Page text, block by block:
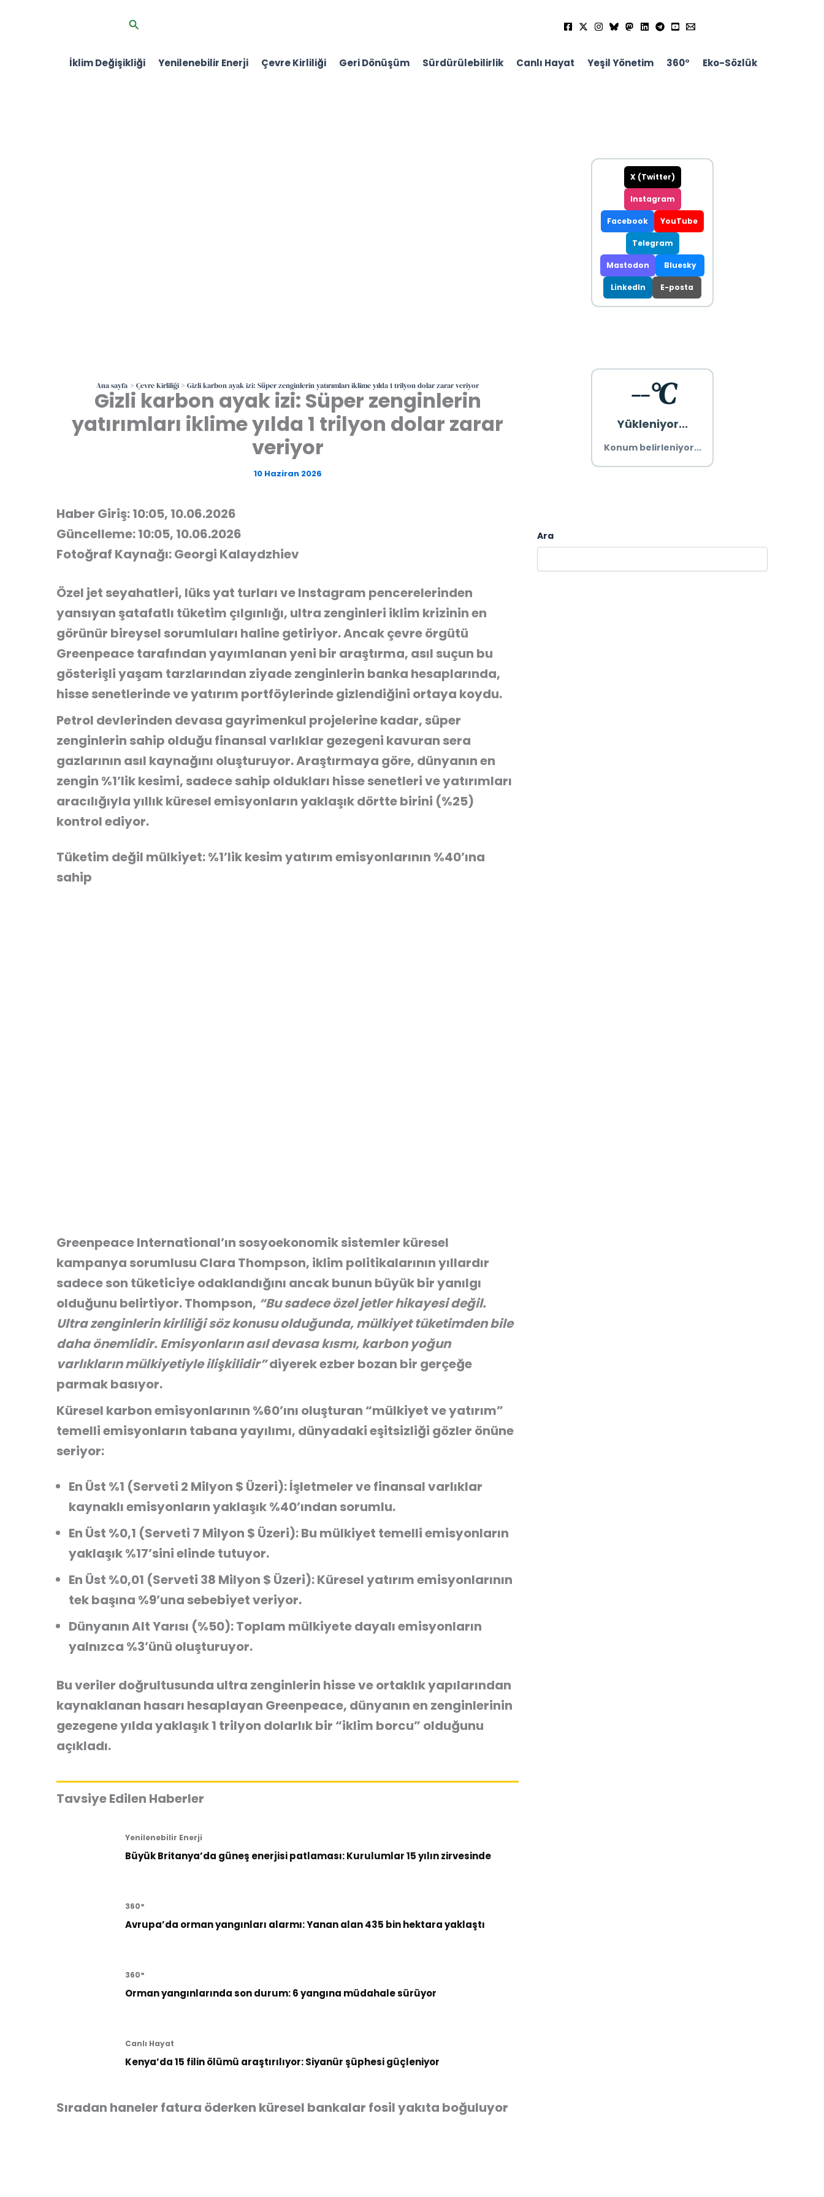
Arama
İklim Değişikliği Yenilenebilir Enerji Çevre Kirliliği Geri Dönüşüm Sürdürülebilirlik Canlı Hayat Yeşil Yönetim 360° Eko-Sözlük
Ana sayfa Çevre Kirliliği Gizli karbon ayak izi: Süper zenginlerin yatırımları iklime yılda 1 trilyon dolar zarar veriyor
Gizli karbon ayak izi: Süper zenginlerin
yatırımları iklime yılda 1 trilyon dolar zarar
veriyor
10 Haziran 2026
Haber Giriş: 10:05, 10.06.2026
Güncelleme: 10:05, 10.06.2026
Fotoğraf Kaynağı: Georgi Kalaydzhiev
Özel jet seyahatleri, lüks yat turları ve Instagram pencerelerinden
yansıyan şatafatlı tüketim çılgınlığı, ultra zenginleri iklim krizinin en
görünür bireysel sorumluları haline getiriyor. Ancak çevre örgütü
Greenpeacetarafından yayımlanan yeni bir araştırma, asıl suçun bu
gösterişli yaşam tarzlarından ziyade zenginlerin banka hesaplarında,
hisse senetlerinde ve yatırım portföylerinde gizlendiğini ortaya koydu.
Petrol devlerinden devasa gayrimenkul projelerine kadar, süper
zenginlerin sahip olduğu finansal varlıklar gezegeni kavuran sera
gazlarının asıl kaynağını oluşturuyor. Araştırmaya göre, dünyanın en
zengin %1’lik kesimi, sadece sahip oldukları hisse senetleri ve yatırımları
aracılığıyla yıllık küresel emisyonların yaklaşık dörtte birini (%25)
kontrol ediyor.
Tüketim değil mülkiyet: %1’lik kesim yatırım emisyonlarının %40’ına
sahip
Greenpeace International’ın sosyoekonomik sistemler küresel
kampanya sorumlusu Clara Thompson, iklim politikalarının yıllardır
sadece son tüketiciye odaklandığını ancak bunun büyük bir yanılgı
olduğunu belirtiyor. Thompson, “Bu sadece özel jetler hikayesi değil.
Ultra zenginlerin kirliliği söz konusu olduğunda, mülkiyet tüketimden bile
daha önemlidir. Emisyonların asıl devasa kısmı, karbon yoğun
varlıkların mülkiyetiyle ilişkilidir”diyerek ezber bozan bir gerçeğe
parmak basıyor.
Küresel karbon emisyonlarının %60’ını oluşturan “mülkiyet ve yatırım”
temelli emisyonların tabana yayılımı, dünyadaki eşitsizliği gözler önüne
seriyor:
En Üst %1 (Serveti 2 Milyon $ Üzeri):İşletmeler ve finansal varlıklar
kaynaklı emisyonlarınyaklaşık %40’ındansorumlu.
En Üst %0,1 (Serveti 7 Milyon $ Üzeri):Bu mülkiyet temelli emisyonların
yaklaşık %17’sinielinde tutuyor.
En Üst %0,01 (Serveti 38 Milyon $ Üzeri):Küresel yatırım emisyonlarının
tek başına %9’unasebebiyet veriyor.
Dünyanın Alt Yarısı (%50):Toplam mülkiyete dayalı emisyonların
yalnızca %3’ünü oluşturuyor.
Bu veriler doğrultusunda ultra zenginlerin hisse ve ortaklık yapılarından
kaynaklanan hasarı hesaplayan Greenpeace, dünyanın en zenginlerinin
gezegene yılda yaklaşık1 trilyon dolarlık bir “iklim borcu” olduğunu
açıkladı.
Tavsiye Edilen Haberler
Yenilenebilir Enerji
Büyük Britanya’da güneş enerjisi patlaması: Kurulumlar 15 yılın zirvesinde
360°
Avrupa’da orman yangınları alarmı: Yanan alan 435 bin hektara yaklaştı
360°
Orman yangınlarında son durum: 6 yangına müdahale sürüyor
Canlı Hayat
Kenya’da 15 filin ölümü araştırılıyor: Siyanür şüphesi güçleniyor
Sıradan haneler fatura öderken küresel bankalar fosil yakıta boğuluyor
X (Twitter)
Instagram
Facebook YouTube
Telegram
Mastodon Bluesky
LinkedIn E-posta
--°C
Yükleniyor...
Konum belirleniyor...
Ara